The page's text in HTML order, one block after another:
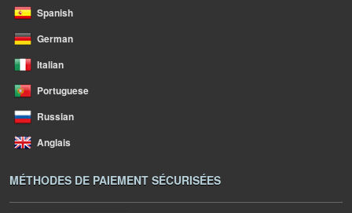
Spanish
German
Italian
Portuguese
Russian
Anglais
MÉTHODES DE PAIEMENT SÉCURISÉES